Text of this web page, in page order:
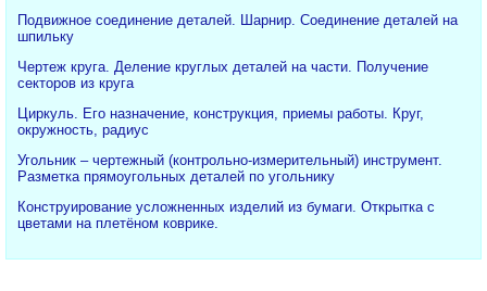
Подвижное соединение деталей. Шарнир. Соединение деталей на
шпильку
Чертеж круга. Деление круглых деталей на части. Получение
секторов из круга
Циркуль. Его назначение, конструкция, приемы работы. Круг,
окружность, радиус
Угольник – чертежный (контрольно-измерительный) инструмент.
Разметка прямоугольных деталей по угольнику
Конструирование усложненных изделий из бумаги. Открытка с
цветами на плетёном коврике.